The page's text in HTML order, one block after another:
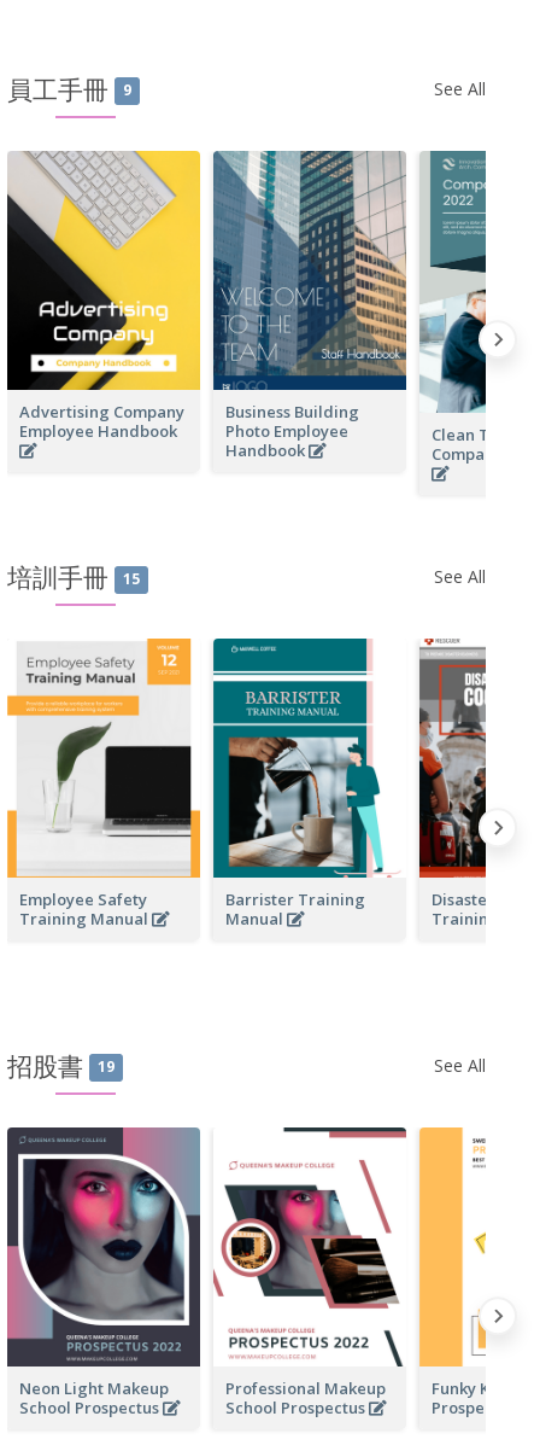
員工手冊 9 See All
Advertising Company
Employee Handbook
Business Building
Photo Employee
Handbook
Clean
Company
培訓手冊 15 See All
Employee Safety
Training Manual
Barrister Training
Manual
Disaster
Training
招股書 19 See All
Neon Light Makeup
School Prospectus
Professional Makeup
School Prospectus
Funky
Prospectus